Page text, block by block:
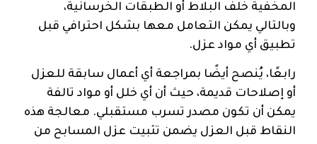
المخفية خلف البلاط أو الطبقات الخرسانية،
وبالتالي يمكن التعامل معها بشكل احترافي قبل
تطبيق أي مواد عزل.
رابعًا، يُنصح أيضًا بمراجعة أي أعمال سابقة للعزل
أو إصلاحات قديمة، حيث أن أي خلل أو مواد تالفة
يمكن أن تكون مصدر تسرب مستقبلي. معالجة هذه
النقاط قبل العزل يضمن تثبيت عزل المسابح من